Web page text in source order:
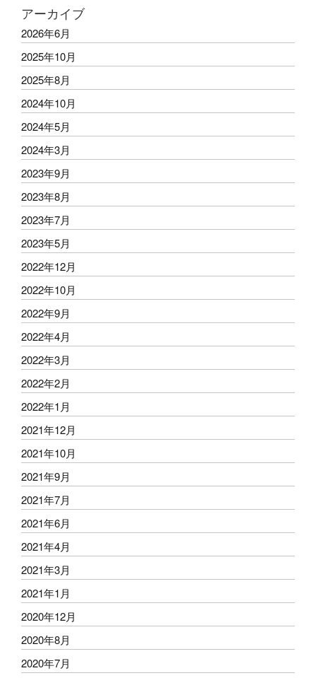
アーカイブ
2026年6月
2025年10月
2025年8月
2024年10月
2024年5月
2024年3月
2023年9月
2023年8月
2023年7月
2023年5月
2022年12月
2022年10月
2022年9月
2022年4月
2022年3月
2022年2月
2022年1月
2021年12月
2021年10月
2021年9月
2021年7月
2021年6月
2021年4月
2021年3月
2021年1月
2020年12月
2020年8月
2020年7月